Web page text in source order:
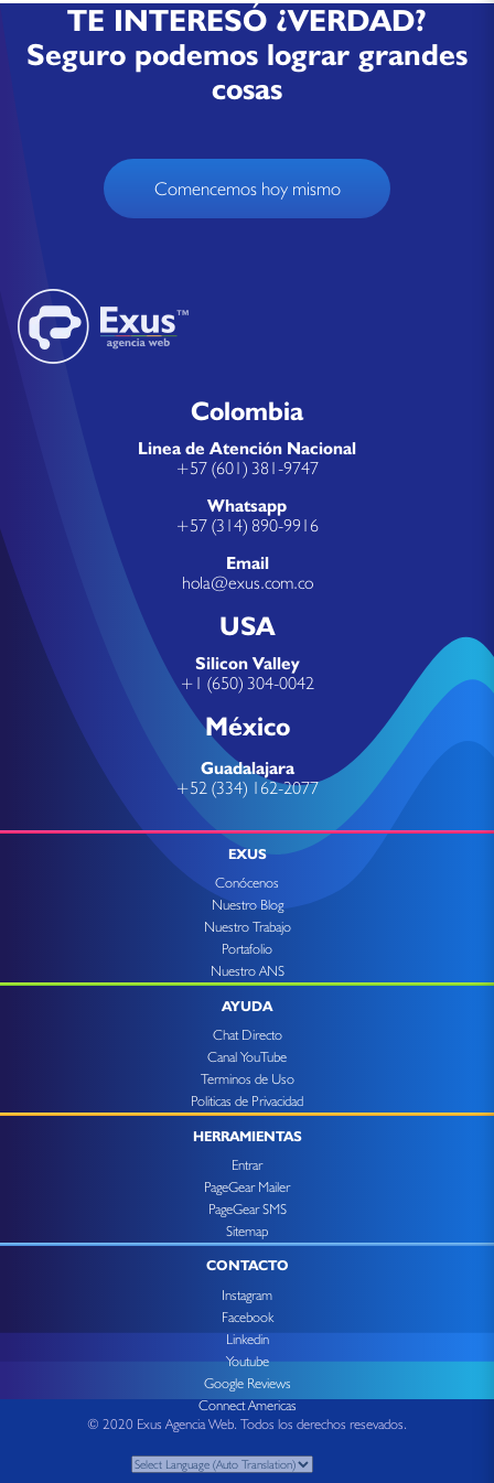
TE INTERESÓ ¿VERDAD?
Seguro podemos lograr grandes
cosas
Comencemos hoy mismo
Colombia
Linea de Atención Nacional
+57 (601) 381-9747
Whatsapp
+57 (314) 890-9916
Email
hola@exus.com.co
USA
Silicon Valley
+1 (650) 304-0042
México
Guadalajara
+52 (334) 162-2077
EXUS
Conócenos
Nuestro Blog
Nuestro Trabajo
Portafolio
Nuestro ANS
AYUDA
Chat Directo
Canal YouTube
Terminos de Uso
Politicas de Privacidad
HERRAMIENTAS
Entrar
PageGear Mailer
PageGear SMS
Sitemap
CONTACTO
Instagram
Facebook
Linkedin
Youtube
Google Reviews
Connect Americas
© 2020 Exus Agencia Web. Todos los derechos resevados.